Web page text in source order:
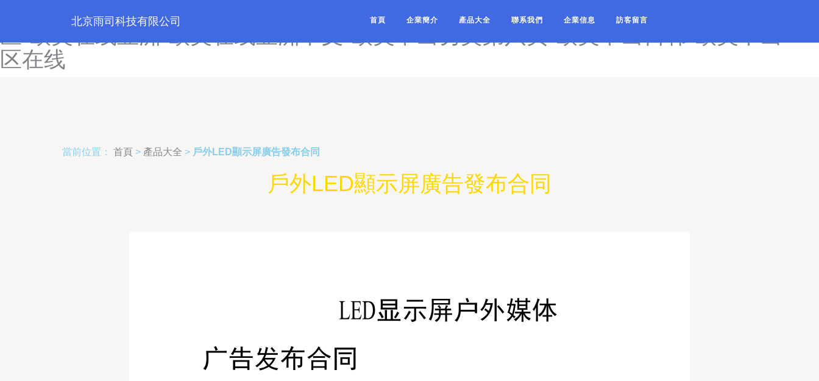
欧美在线区日韩-欧美在线日韩-欧美在线日韩在线-欧美在线视频网址-欧美在线视频一
区在线
北京雨司科技有限公司 首頁 企業簡介 產品大全 聯系我們 企業信息 訪客留言
當前位置： 首頁 > 產品大全 > 戶外LED顯示屏廣告發布合同
戶外LED顯示屏廣告發布合同